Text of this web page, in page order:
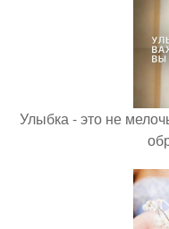
Улыбка - это не